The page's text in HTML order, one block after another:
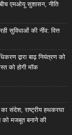
एमओयू सुशासन, नीति
सुविधाओं की नींव: वित्त
द्वारा बाढ़ नियंत्रण को
को होगी मॉक
संदेश, राष्ट्रीय हथकरघा
मजबूत बनाने की